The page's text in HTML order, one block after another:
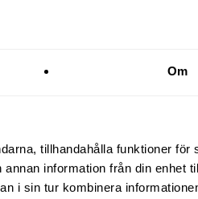
Om
tillhandahålla funktioner för
information från din enhet
i sin tur kombinera